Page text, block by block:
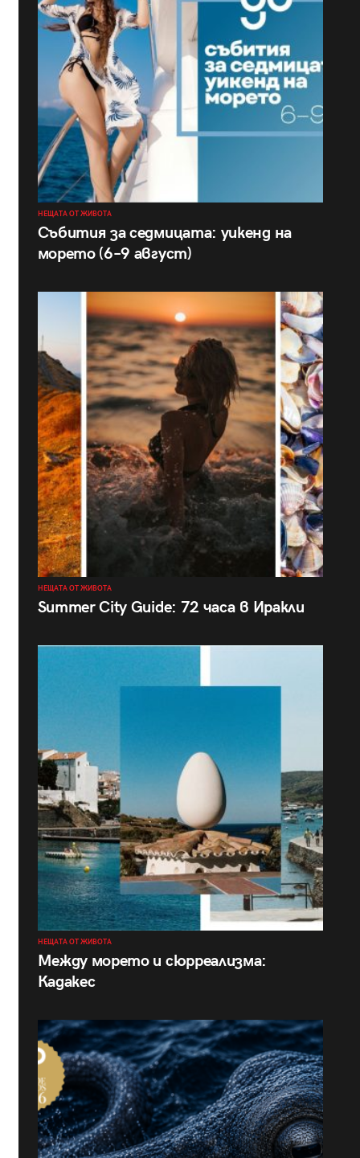
НЕЩАТА ОТ ЖИВОТА
Събития за седмицата: уикенд на
морето (6–9 август)
НЕЩАТА ОТ ЖИВОТА
Summer City Guide: 72 часа в Иракли
НЕЩАТА ОТ ЖИВОТА
Между морето и сюрреализма:
Кадакес